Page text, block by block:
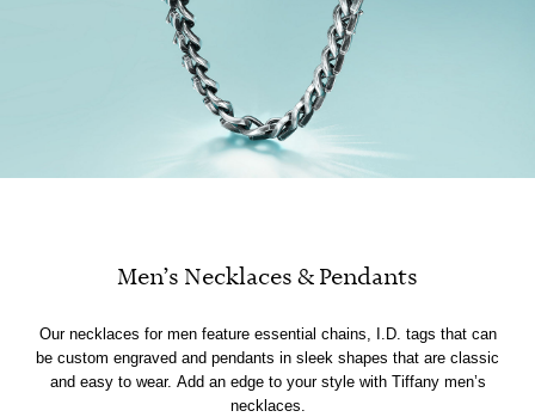
Men’s Necklaces & Pendants
Our necklaces for men feature essential chains, I.D. tags that can
be custom engraved and pendants in sleek shapes that are classic
and easy to wear. Add an edge to your style with Tiffany men’s
necklaces.